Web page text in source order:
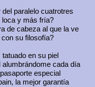
paralelo cuatrotres
loca y más fría?
de cabeza al que la ve
su filosofía?
tatuado en su piel
cada día
pasaporte especial
, la mejor garantía